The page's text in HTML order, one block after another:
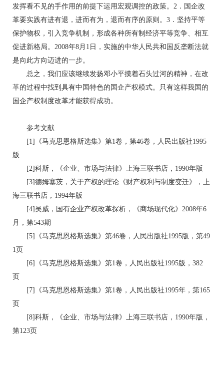
发挥看不见的手作用的前提下运用宏观调控的政策。2．国企改
革要实践有进有退，进而有为，退而有序的原则。3．坚持平等
保护物权，引入竞争机制，形成各种所有制经济平等竞争、相互
促进新格局。2008年8月1日，实施的中华人民共和国反垄断法就
是向此方向迈进的一步。
总之，我们应该继续发扬邓小平摸着石头过河的精神，在改
革的过程中找到具有中国特色的国企产权模式。只有这样我国的
国企产权制度改革才能获得成功。
参考文献
[1]《马克思恩格斯选集》第1卷，第46卷，人民出版社1995
版
[2]科斯，《企业、市场与法律》上海三联书店，1990年版
[3]德姆塞茨，关于产权的理论《财产权利与制度变迁》，上
海三联书店，1994年版
[4]吴威，国有企业产权改革探析，《商场现代化》2008年6
月，第543期
[5]《马克思恩格斯选集》第46卷，人民出版社1995版，第49
1页
[6]《马克思恩格斯选集》第1卷，人民出版社1995版，382
页
[7]《马克思恩格斯选集》第1卷，人民出版社1995年，第165
页
[8]科斯，《企业、市场与法律》上海三联书店，1990年版，
第123页